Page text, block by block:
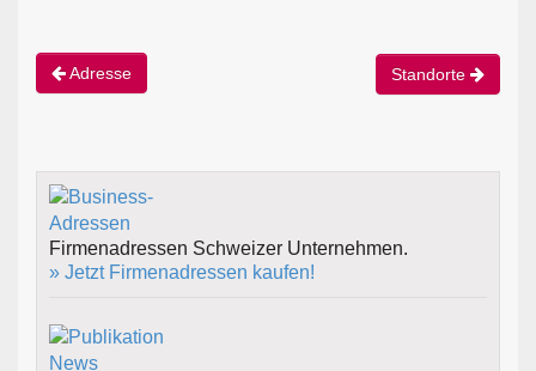
Adresse Standorte
Firmenadressen Schweizer Unternehmen.
» Jetzt Firmenadressen kaufen!